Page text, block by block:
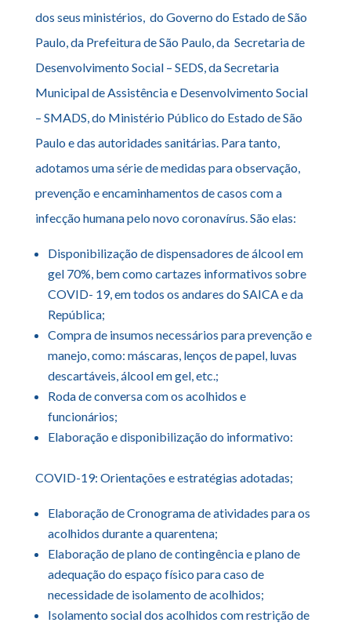
dos seus ministérios, do Governo do Estado de São
Paulo, da Prefeitura de São Paulo, da Secretaria de
Desenvolvimento Social – SEDS, da Secretaria
Municipal de Assistência e Desenvolvimento Social
– SMADS, do Ministério Público do Estado de São
Paulo e das autoridades sanitárias. Para tanto,
adotamos uma série de medidas para observação,
prevenção e encaminhamentos de casos com a
infecção humana pelo novo coronavírus. São elas:
Disponibilização de dispensadores de álcool em
gel 70%, bem como cartazes informativos sobre
COVID- 19, em todos os andares do SAICA e da
República;
Compra de insumos necessários para prevenção e
manejo, como: máscaras, lenços de papel, luvas
descartáveis, álcool em gel, etc.;
Roda de conversa com os acolhidos e
funcionários;
Elaboração e disponibilização do informativo:
COVID-19: Orientações e estratégias adotadas;
Elaboração de Cronograma de atividades para os
acolhidos durante a quarentena;
Elaboração de plano de contingência e plano de
adequação do espaço físico para caso de
necessidade de isolamento de acolhidos;
Isolamento social dos acolhidos com restrição de